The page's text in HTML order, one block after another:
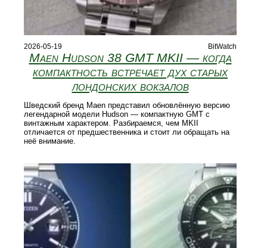
2026-05-19 BitWatch
Maen Hudson 38 GMT MKII — когда
компактность встречает дух старых
лондонских вокзалов
Шведский бренд Maen представил обновлённую версию
легендарной модели Hudson — компактную GMT с
винтажным характером. Разбираемся, чем MKII
отличается от предшественника и стоит ли обращать на
неё внимание.